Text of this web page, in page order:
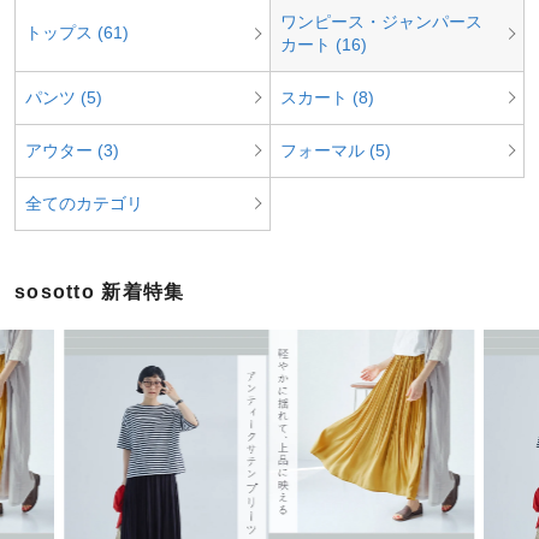
トップス (61)
ワンピース・ジャンパース
カート (16)
パンツ (5) スカート (8)
アウター (3) フォーマル (5)
全てのカテゴリ
sosotto 新着特集